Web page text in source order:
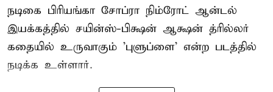
நடிகை பிரியங்கா சோப்ரா நிம்ரோட் ஆன்டல்
இயக்கத்தில் சயின்ஸ்-பிக்ஷன் ஆக்ஷன் த்ரில்லர்
கதையில் உருவாகும் 'புளுப்ளை' என்ற படத்தில்
நடிக்க உள்ளார்.